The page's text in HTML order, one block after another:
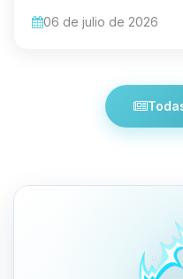
06 de julio de 2026